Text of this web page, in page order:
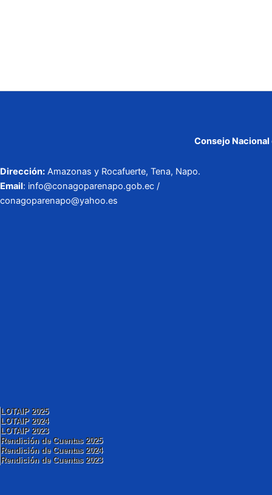
Consejo Nacional
Dirección: Amazonas y Rocafuerte, Tena, Napo.
Email: info@conagoparenapo.gob.ec /
conagoparenapo@yahoo.es
LOTAIP 2025
LOTAIP 2024
LOTAIP 2023
Rendición de Cuentas 2025
Rendición de Cuentas 2024
Rendición de Cuentas 2023